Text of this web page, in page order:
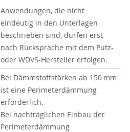
Anwendungen, die nicht
eindeutig in den Unterlagen
beschrieben sind, dürfen erst
nach Rücksprache mit dem Putz-
oder WDVS-Hersteller erfolgen.
Bei Dämmstoffstärken ab 150 mm
ist eine Perimeterdämmung
erforderlich.
Bei nachträglichen Einbau der
Perimeterdämmung